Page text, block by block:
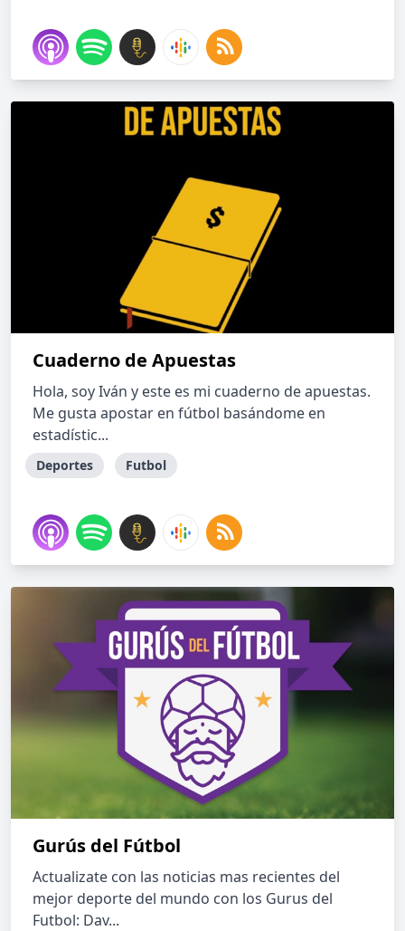
Cuaderno de Apuestas
Hola, soy Iván y este es mi cuaderno de apuestas.
Me gusta apostar en fútbol basándome en
estadístic...
Deportes Futbol
Gurús del Fútbol
Actualizate con las noticias mas recientes del
mejor deporte del mundo con los Gurus del
Futbol: Dav...